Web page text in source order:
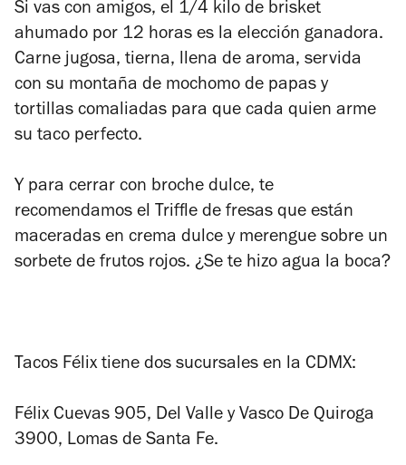
Si vas con amigos, el 1/4 kilo de brisket
ahumado por 12 horas es la elección ganadora.
Carne jugosa, tierna, llena de aroma, servida
con su montaña de mochomo de papas y
tortillas comaliadas para que cada quien arme
su taco perfecto.
Y para cerrar con broche dulce, te
recomendamos el Triffle de fresas que están
maceradas en crema dulce y merengue sobre un
sorbete de frutos rojos. ¿Se te hizo agua la boca?
Tacos Félix tiene dos sucursales en la CDMX:
Félix Cuevas 905, Del Valle y Vasco De Quiroga
3900, Lomas de Santa Fe.